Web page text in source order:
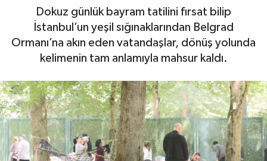
Dokuz günlük bayram tatilini fırsat bilip
İstanbul’un yeşil sığınaklarından Belgrad
Ormanı’na akın eden vatandaşlar, dönüş yolunda
kelimenin tam anlamıyla mahsur kaldı.
Otovitrin
Asayiş
Gayrimenkul
Spor
Eğitim
Haber Arşivi